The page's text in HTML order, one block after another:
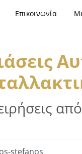
Επικοινωνία